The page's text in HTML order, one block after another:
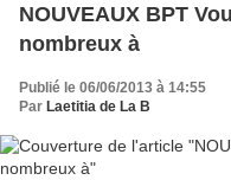
NOUVEAUX BPT
nombreux à
Publié le 06/06/2013 à 14:55
Par Laetitia de La B